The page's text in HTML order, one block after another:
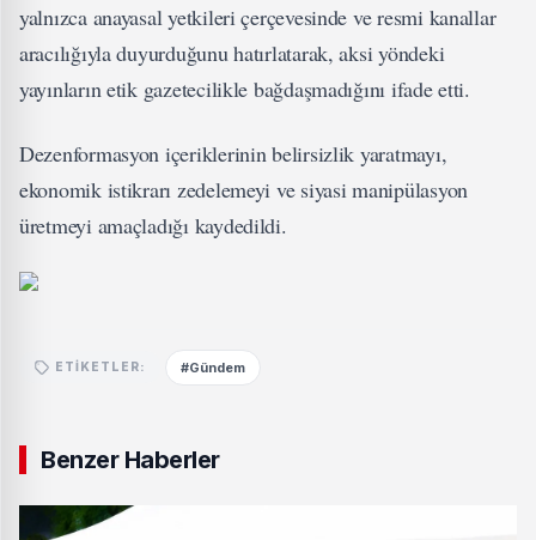
yalnızca anayasal yetkileri çerçevesinde ve resmi kanallar
aracılığıyla duyurduğunu hatırlatarak, aksi yöndeki
yayınların etik gazetecilikle bağdaşmadığını ifade etti.
Dezenformasyon içeriklerinin belirsizlik yaratmayı,
ekonomik istikrarı zedelemeyi ve siyasi manipülasyon
üretmeyi amaçladığı kaydedildi.
ETIKETLER: #Gündem
Benzer Haberler